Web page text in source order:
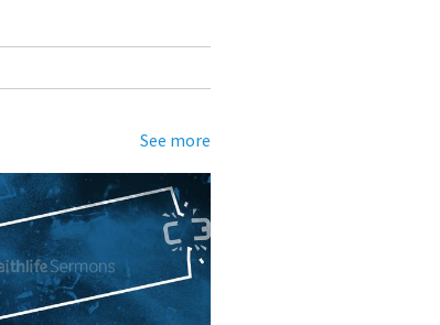
See more